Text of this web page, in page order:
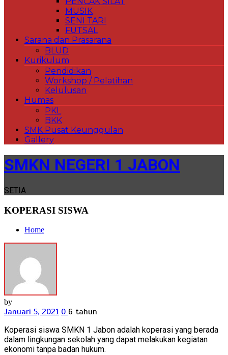
MUSIK
SENI TARI
FUTSAL
Sarana dan Prasarana
BLUD
Kurikulum
Pendidikan
Workshop / Pelatihan
Kelulusan
Humas
PKL
BKK
SMK Pusat Keunggulan
Gallery
SMKN NEGERI 1 JABON
SETIA
KOPERASI SISWA
Home
by
Januari 5, 2021 0 6 tahun
Koperasi siswa SMKN 1 Jabon adalah koperasi yang berada
dalam lingkungan sekolah yang dapat melakukan kegiatan
ekonomi tanpa badan hukum.